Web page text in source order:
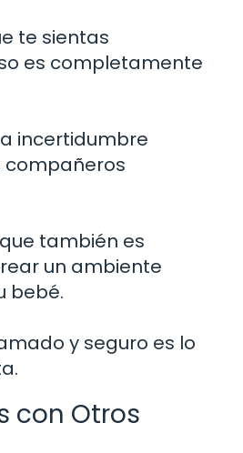
te sientas
es completamente
incertidumbre
compañeros
también es
un ambiente
bebé.
y seguro es lo
con Otros